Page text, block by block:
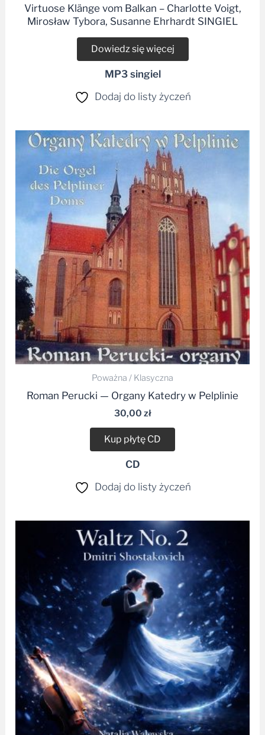
Virtuose Klänge vom Balkan – Charlotte Voigt,
Mirosław Tybora, Susanne Ehrhardt SINGIEL
Dowiedz się więcej
MP3 singiel
Dodaj do listy życzeń
Poważna / Klasyczna
Roman Perucki — Organy Katedry w Pelplinie
30,00 zł
Kup płytę CD
CD
Dodaj do listy życzeń